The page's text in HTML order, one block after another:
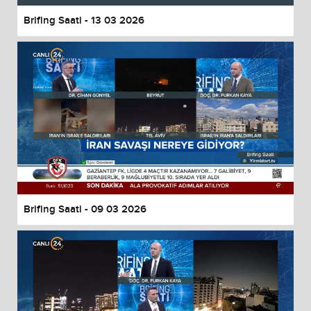
Brifing Saati - 13 03 2026
Brifing Saati - 09 03 2026